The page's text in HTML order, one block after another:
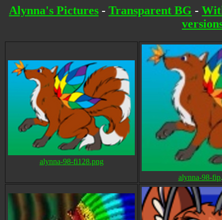
Alynna's Pictures - Transparent BG -
alynna-98-fi128.png
alynna-98-